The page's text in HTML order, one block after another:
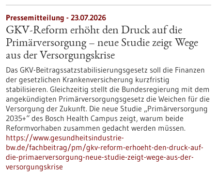
Pressemitteilung - 23.07.2026
GKV-Reform erhöht den Druck auf die
Primärversorgung – neue Studie zeigt Wege
aus der Versorgungskrise
Das GKV-Beitragssatzstabilisierungsgesetz soll die Finanzen
der gesetzlichen Krankenversicherung kurzfristig
stabilisieren. Gleichzeitig stellt die Bundesregierung mit dem
angekündigten Primärversorgungsgesetz die Weichen für die
Versorgung der Zukunft. Die neue Studie „Primärversorgung
2035+“ des Bosch Health Campus zeigt, warum beide
Reformvorhaben zusammen gedacht werden müssen.
https://www.gesundheitsindustrie-
bw.de/fachbeitrag/pm/gkv-reform-erhoeht-den-druck-auf-
die-primaerversorgung-neue-studie-zeigt-wege-aus-der-
versorgungskrise